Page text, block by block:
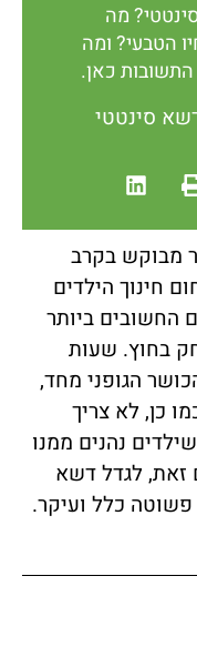
מה
הטבעי? ומה
כאן.
סינטטי
מבוקש בקרב
חינוך הילדים
החשובים ביותר
בחוץ. שעות
הגופני מחד,
כן, לא צריך
נהנים ממנו
זאת, לגדל דשא
כלל ועיקר.